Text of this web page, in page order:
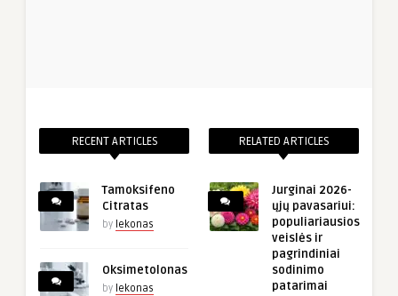
RECENT ARTICLES
Tamoksifeno
Citratas
by lekonas
Oksimetolonas
by lekonas
RELATED ARTICLES
Jurginai 2026-
ųjų pavasariui:
populiariausios
veislės ir
pagrindiniai
sodinimo
patarimai